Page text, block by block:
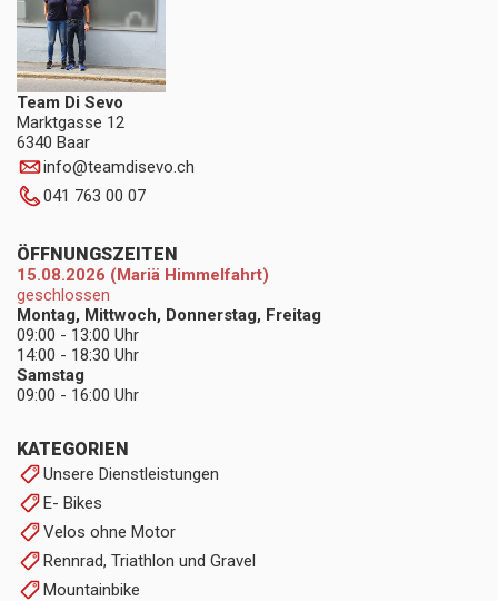
Team Di Sevo
Marktgasse 12
6340 Baar
info@teamdisevo.ch
041 763 00 07
KATEGORIEN
Unsere Dienstleistungen
E- Bikes
Velos ohne Motor
Rennrad, Triathlon und Gravel
Mountainbike
ÖFFNUNGSZEITEN
15.08.2026 (Mariä Himmelfahrt)
geschlossen
Montag, Mittwoch, Donnerstag, Freitag
09:00 - 13:00 Uhr
14:00 - 18:30 Uhr
Samstag
09:00 - 16:00 Uhr